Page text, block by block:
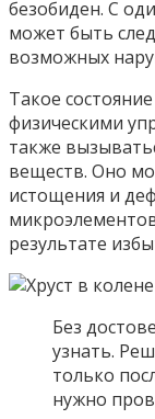
безобиден. С
может быть
возможных
Такое
физическими
также
веществ. Оно
истощения и
результате
Без
узнать.
только
нужно